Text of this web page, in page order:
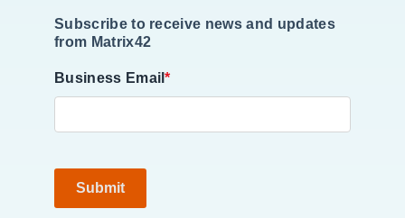
Subscribe to receive news and updates
from Matrix42
Business Email*
Submit